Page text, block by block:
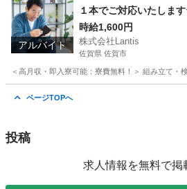
アルバイト
１本でご対応いたしま
時給1,600円
株式会社Lantis
佐賀県 佐賀市
＜高月収・即入寮可能：寮費無料！＞ 組み立
ページTOPへ
投稿
求人情報を無料で掲